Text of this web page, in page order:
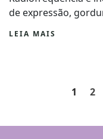
de expressão,
LEIA MAIS
1 2